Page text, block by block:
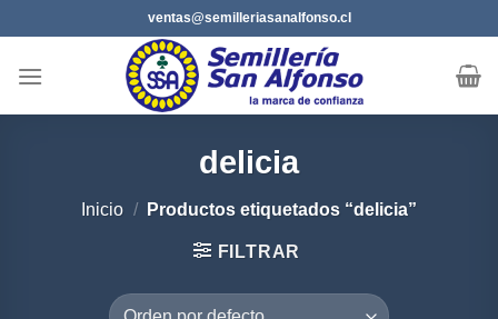
al
contenido
ventas@semilleriasanalfonso.cl
delicia
Inicio / Productos etiquetados “delicia”
FILTRAR